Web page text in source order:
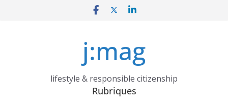
j:mag
lifestyle & responsible citizenship
Rubriques